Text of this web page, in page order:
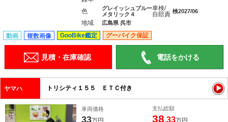
色
グレイッシュブルー
メタリック４
車検/
自賠責 検2027/06
地域 広島県 呉市
動画 複数画像 GooBike鑑定 グーバイク保証
見積・在庫確認 電話をかける
ヤマハ トリシティ１５５ ＥＴＣ付き
車両価格
33
支払総額
38.33